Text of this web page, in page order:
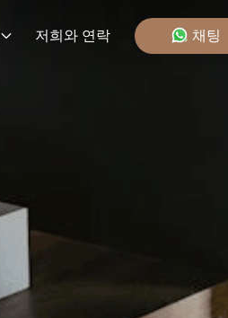
저희와 연락 채팅